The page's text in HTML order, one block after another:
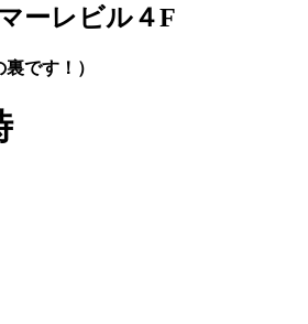
ーレビル４F
です！）